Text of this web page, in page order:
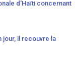
d'Haïti concernant
jour, il recouvre la